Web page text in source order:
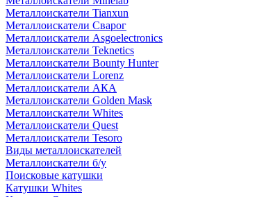
Металлоискатели Tianxun
Металлоискатели Сварог
Металлоискатели Asgoelectronics
Металлоискатели Teknetics
Металлоискатели Bounty Hunter
Металлоискатели Lorenz
Металлоискатели АКА
Металлоискатели Golden Mask
Металлоискатели Whites
Металлоискатели Quest
Металлоискатели Tesoro
Виды металлоискателей
Металлоискатели б/у
Поисковые катушки
Катушки Whites